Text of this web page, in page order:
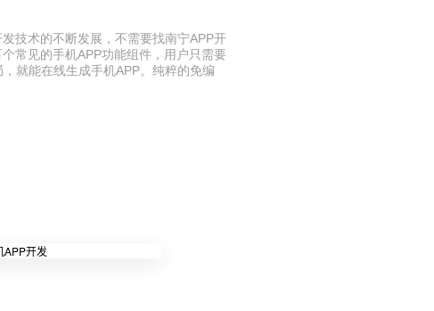
技术的不断发展，不需要找南宁APP开
常见的手机APP功能组件，用户只需要
就能在线生成手机APP。纯粹的免编